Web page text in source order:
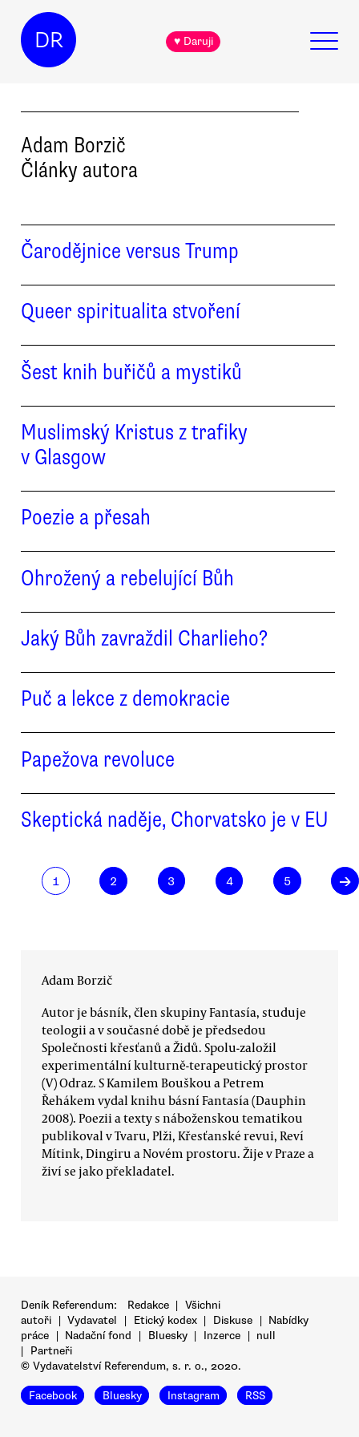
DR ♥ Daruji
Adam Borzič
Články autora
Čarodějnice versus Trump
Queer spiritualita stvoření
Šest knih buřičů a mystiků
Muslimský Kristus z trafiky
v Glasgow
Poezie a přesah
Ohrožený a rebelující Bůh
Jaký Bůh zavraždil Charlieho?
Puč a lekce z demokracie
Papežova revoluce
Skeptická naděje, Chorvatsko je v EU
1 2 3 4 5 →
Adam Borzič
Autor je básník, člen skupiny Fantasía, studuje
teologii a v současné době je předsedou
Společnosti křesťanů a Židů. Spolu-založil
experimentální kulturně-terapeutický prostor
(V) Odraz. S Kamilem Bouškou a Petrem
Řehákem vydal knihu básní Fantasía (Dauphin
2008). Poezii a texty s náboženskou tematikou
publikoval v Tvaru, Plži, Křesťanské revui, Reví
Mítink, Dingiru a Novém prostoru. Žije v Praze a
živí se jako překladatel.
Deník Referendum: Redakce | Všichni
autoři | Vydavatel | Etický kodex | Diskuse | Nabídky
práce | Nadační fond | Bluesky | Inzerce | null
|
Partneři
© Vydavatelství Referendum, s. r. o., 2020.
Facebook Bluesky Instagram RSS